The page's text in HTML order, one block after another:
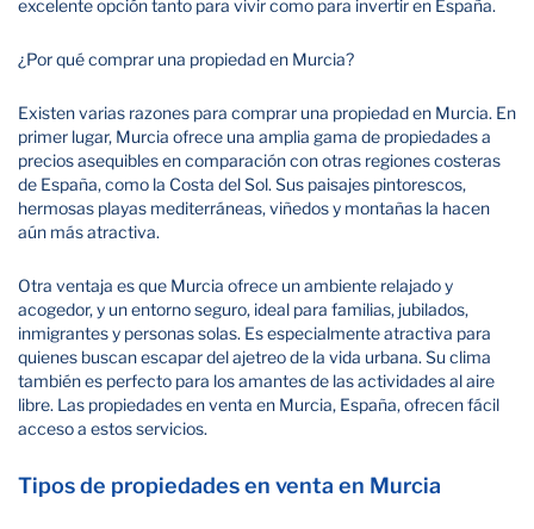
excelente opción tanto para vivir como para invertir en España.
¿Por qué comprar una propiedad en Murcia?
Existen varias razones para comprar una propiedad en Murcia. En
primer lugar, Murcia ofrece una amplia gama de propiedades a
precios asequibles en comparación con otras regiones costeras
de España, como la Costa del Sol. Sus paisajes pintorescos,
hermosas playas mediterráneas, viñedos y montañas la hacen
aún más atractiva.
Otra ventaja es que Murcia ofrece un ambiente relajado y
acogedor, y un entorno seguro, ideal para familias, jubilados,
inmigrantes y personas solas. Es especialmente atractiva para
quienes buscan escapar del ajetreo de la vida urbana. Su clima
también es perfecto para los amantes de las actividades al aire
libre. Las propiedades en venta en Murcia, España, ofrecen fácil
acceso a estos servicios.
Tipos de propiedades en venta en Murcia